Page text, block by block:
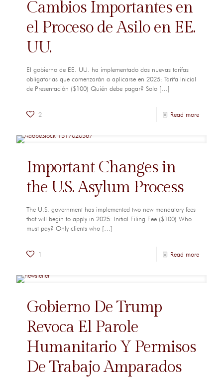
Cambios Importantes en
el Proceso de Asilo en EE.
UU.
El gobierno de EE. UU. ha implementado dos nuevas tarifas
obligatorias que comenzarán a aplicarse en 2025: Tarifa Inicial
de Presentación ($100) Quién debe pagar? Solo […]
2 Read more
Important Changes in
the U.S. Asylum Process
The U.S. government has implemented two new mandatory fees
that will begin to apply in 2025: Initial Filing Fee ($100) Who
must pay? Only clients who […]
1 Read more
Gobierno De Trump
Revoca El Parole
Humanitario Y Permisos
De Trabajo Amparados